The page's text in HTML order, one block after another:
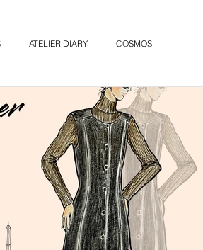
ATELIER DIARY COSMOS